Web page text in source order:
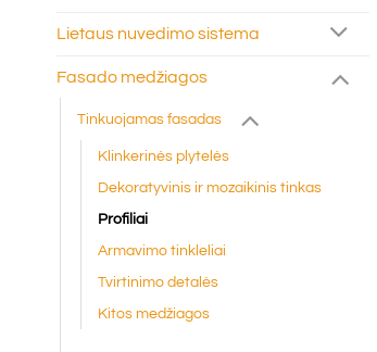
Lietaus nuvedimo sistema
Fasado medžiagos
Tinkuojamas fasadas
Klinkerinės plytelės
Dekoratyvinis ir mozaikinis tinkas
Profiliai
Armavimo tinkleliai
Tvirtinimo detalės
Kitos medžiagos